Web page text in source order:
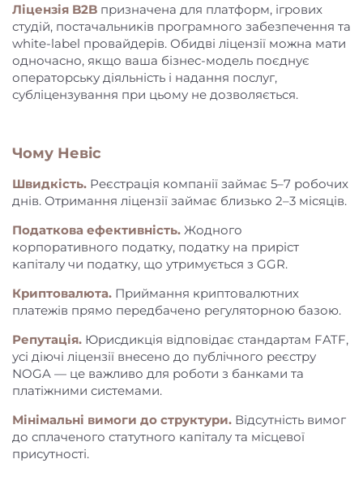
Ліцензія B2B призначена для платформ, ігрових
студій, постачальників програмного забезпечення та
white-label провайдерів. Обидві ліцензії можна мати
одночасно, якщо ваша бізнес-модель поєднує
операторську діяльність і надання послуг,
субліцензування при цьому не дозволяється.
Чому Невіс
Швидкість. Реєстрація компанії займає 5–7 робочих
днів. Отримання ліцензії займає близько 2–3 місяців.
Податкова ефективність. Жодного
корпоративного податку, податку на приріст
капіталу чи податку, що утримується з GGR.
Криптовалюта. Приймання криптовалютних
платежів прямо передбачено регуляторною базою.
Репутація. Юрисдикція відповідає стандартам FATF,
усі діючі ліцензії внесено до публічного реєстру
NOGA — це важливо для роботи з банками та
платіжними системами.
Мінімальні вимоги до структури. Відсутність вимог
до сплаченого статутного капіталу та місцевої
присутності.